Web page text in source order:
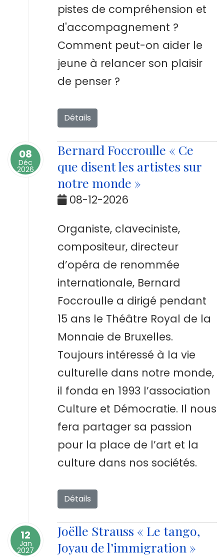
pistes de compréhension et
d'accompagnement ?
Comment peut-on aider le
jeune à relancer son plaisir
de penser ?
Détails
08
Déc
2026
Bernard Foccroulle « Ce
que disent les artistes sur
notre monde »
08-12-2026
Organiste, claveciniste,
compositeur, directeur
d’opéra de renommée
internationale, Bernard
Foccroulle a dirigé pendant
15 ans le Théâtre Royal de la
Monnaie de Bruxelles.
Toujours intéressé à la vie
culturelle dans notre monde,
il fonda en 1993 l’association
Culture et Démocratie. Il nous
fera partager sa passion
pour la place de l’art et la
culture dans nos sociétés.
Détails
12
Jan
2027
Joëlle Strauss « Le tango,
Joyau de l’immigration »